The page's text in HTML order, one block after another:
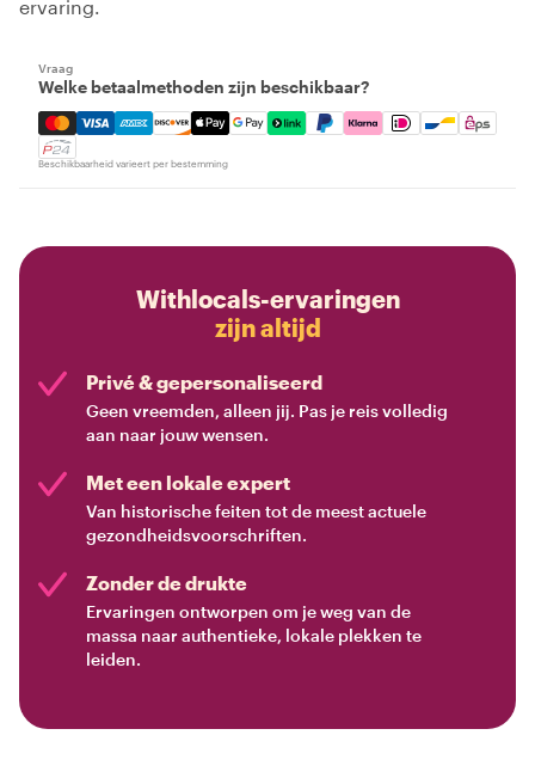
ervaring.
Vraag
Welke betaalmethoden zijn beschikbaar?
Mastercard, Visa, Amex, Discover, Apple Pay, Google
Beschikbaarheid varieert per bestemming
Withlocals-ervaringen
zijn altijd
Privé & gepersonaliseerd
Geen vreemden, alleen jij. Pas je reis volledig
aan naar jouw wensen.
Met een lokale expert
Van historische feiten tot de meest actuele
gezondheidsvoorschriften.
Zonder de drukte
Ervaringen ontworpen om je weg van de
massa naar authentieke, lokale plekken te
leiden.